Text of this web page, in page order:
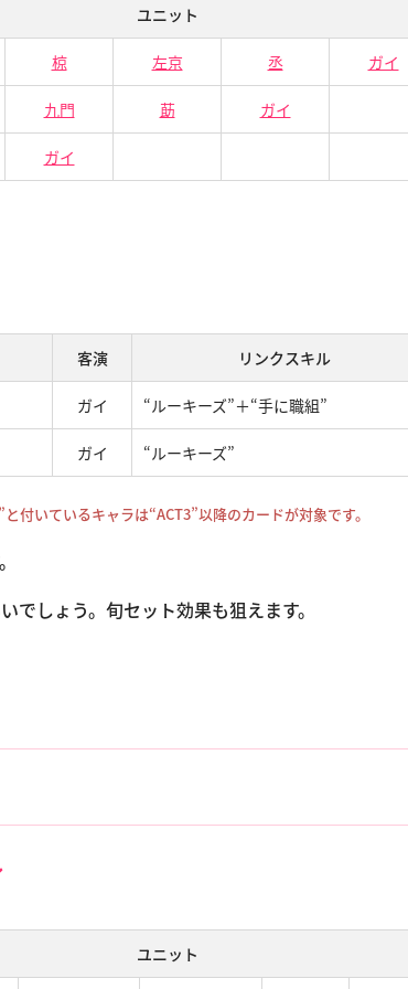
ユニット
椋 左京 丞 ガイ
九門 莇 ガイ
ガイ
客演 リンクスキル
ガイ “ルーキーズ”＋“手に職組”
ガイ “ルーキーズ”
付いているキャラは“ACT3”以降のカードが対象です。
でしょう。旬セット効果も狙えます。
ユニット